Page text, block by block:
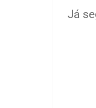
Já